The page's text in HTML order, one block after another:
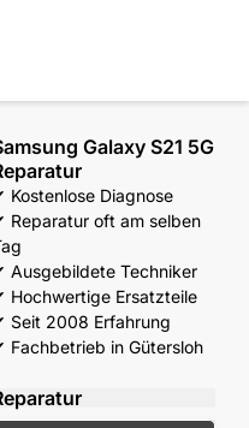
Galaxy S21 5G
Kostenlose Diagnose
Reparatur oft am selben
Ausgebildete Techniker
Hochwertige Ersatzteile
Seit 2008 Erfahrung
Fachbetrieb in Gütersloh